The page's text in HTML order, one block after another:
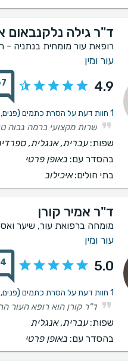
ד"ר גילה נלקנבאום
רופאת עור מומחית בנתניה -
עור ומין
4.9
1 חוות דעת על הסרת כתמים (פנים, מחשוף, כפות ידיים)
שפות:עברית, אנגלית,
בהסדר עם: באופן פרטי
בתי חולים:איכילוב
ד"ר אמיר קורן
מומחה ברפואת עור, שיער
עור ומין
5.0
1 חוות דעת על הסרת כתמים (פנים, מחשוף, כפות ידיים)
שפות:עברית, אנגלית
בהסדר עם: באופן פרטי